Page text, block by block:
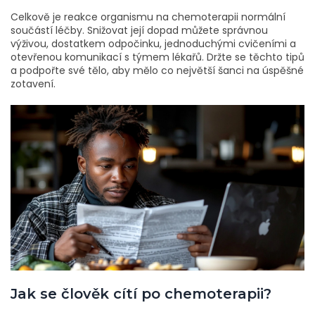
Celkově je reakce organismu na chemoterapii normální
součástí léčby. Snižovat její dopad můžete správnou
výživou, dostatkem odpočinku, jednoduchými cvičeními a
otevřenou komunikací s týmem lékařů. Držte se těchto tipů
a podpořte své tělo, aby mělo co největší šanci na úspěšné
zotavení.
Jak se člověk cítí po chemoterapii?